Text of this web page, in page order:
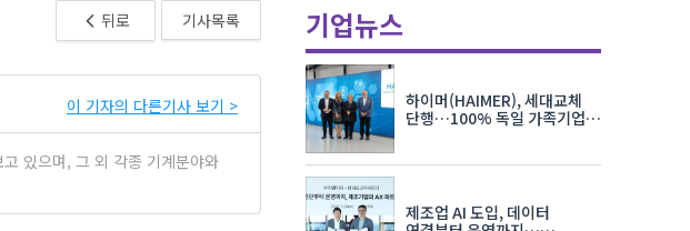
뒤로 기사목록
이 기자의 다른기사 보기 >
있으며, 그 외 각종 기계분야와
08.19~08.21
K-PRINT
08.19~08.22
자율주행모빌리티산업전
08.25~08.27
차세대 반도체 패키징 산업전
08.26~08.28 수원컨벤션센터
기업뉴스
하이머(HAIMER), 세대교체
단행…100% 독일 가족기업
제조업 AI 도입, 데이터